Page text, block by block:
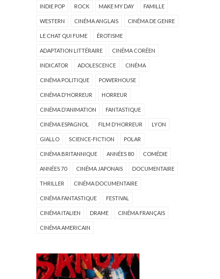
INDIE POP ROCK MAKE MY DAY FAMILLE
WESTERN CINÉMA ANGLAIS CINÉMA DE GENRE
LE CHAT QUI FUME ÉROTISME
ADAPTATION LITTÉRAIRE CINÉMA CORÉEN
INDICATOR ADOLESCENCE CINÉMA
CINÉMA POLITIQUE POWERHOUSE
CINÉMA D'HORREUR HORREUR
CINÉMA D'ANIMATION FANTASTIQUE
CINÉMA ESPAGNOL FILM D'HORREUR LYON
GIALLO SCIENCE-FICTION POLAR
CINÉMA BRITANNIQUE ANNÉES 80 COMÉDIE
ANNÉES 70 CINÉMA JAPONAIS DOCUMENTAIRE
THRILLER CINÉMA DOCUMENTAIRE
CINÉMA FANTASTIQUE FESTIVAL
CINÉMA ITALIEN DRAME CINÉMA FRANÇAIS
CINÉMA AMERICAIN